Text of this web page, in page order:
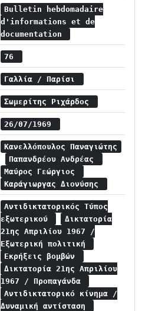
Bulletin hebdomadaire
d'informations et de
documentation
76
Γαλλία / Παρίσι
Σωμερίτης Ριχάρδος
26/07/1969
Κανελλόπουλος Παναγιώτης
Παπανδρέου Ανδρέας
Μαύρος Γεώργιος
Καράγιωργας Διονύσης
Αντιδικτατορικός Τύπος
εξωτερικού
Δικτατορία
21ης Απριλίου 1967 /
Εξωτερική πολιτική
Εκρήξεις βομβών
Δικτατορία 21ης Απριλίου
1967 / Προπαγάνδα
Αντιδικτατορικό κίνημα /
Δυναμική αντίσταση